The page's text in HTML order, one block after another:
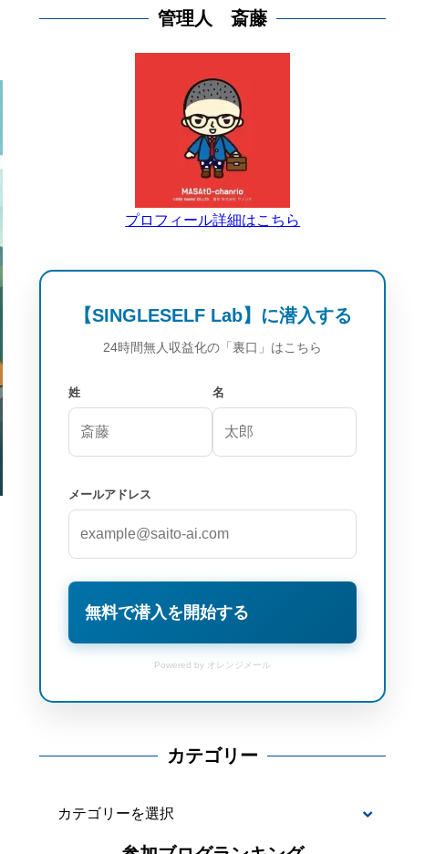
管理人 斎藤
プロフィール詳細はこちら
【SINGLESELF Lab】に潜入する
24時間無人収益化の「裏口」はこちら
姓 名
メールアドレス
無料で潜入を開始する
Powered by オレンジメール
カテゴリー
テ